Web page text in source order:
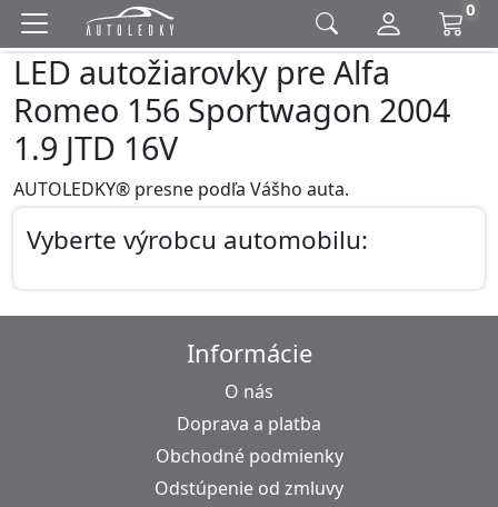
0
LED autožiarovky pre Alfa
Romeo 156 Sportwagon 2004
1.9 JTD 16V
AUTOLEDKY® presne podľa Vášho auta.
Vyberte výrobcu automobilu:
Informácie
O nás
Doprava a platba
Obchodné podmienky
Odstúpenie od zmluvy